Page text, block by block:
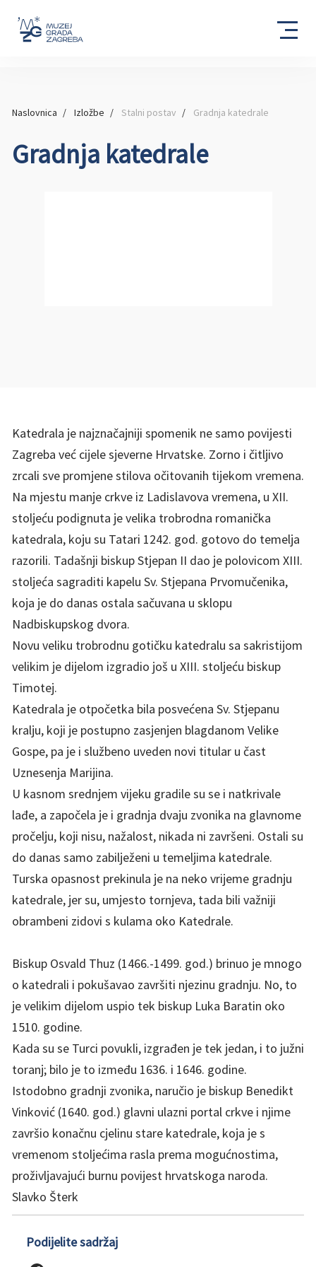
Naslovnica Izložbe Stalni postav Gradnja katedrale
Gradnja katedrale
Katedrala je najznačajniji spomenik ne samo povijesti
Zagreba već cijele sjeverne Hrvatske. Zorno i čitljivo
zrcali sve promjene stilova očitovanih tijekom vremena.
Na mjestu manje crkve iz Ladislavova vremena, u XII.
stoljeću podignuta je velika trobrodna romanička
katedrala, koju su Tatari 1242. god. gotovo do temelja
razorili. Tadašnji biskup Stjepan II dao je polovicom XIII.
stoljeća sagraditi kapelu Sv. Stjepana Prvomučenika,
koja je do danas ostala sačuvana u sklopu
Nadbiskupskog dvora.
Novu veliku trobrodnu gotičku katedralu sa sakristijom
velikim je dijelom izgradio još u XIII. stoljeću biskup
Timotej.
Katedrala je otpočetka bila posvećena Sv. Stjepanu
kralju, koji je postupno zasjenjen blagdanom Velike
Gospe, pa je i službeno uveden novi titular u čast
Uznesenja Marijina.
U kasnom srednjem vijeku gradile su se i natkrivale
lađe, a započela je i gradnja dvaju zvonika na glavnome
pročelju, koji nisu, nažalost, nikada ni završeni. Ostali su
do danas samo zabilježeni u temeljima katedrale.
Turska opasnost prekinula je na neko vrijeme gradnju
katedrale, jer su, umjesto tornjeva, tada bili važniji
obrambeni zidovi s kulama oko Katedrale.
Biskup Osvald Thuz (1466.-1499. god.) brinuo je mnogo
o katedrali i pokušavao završiti njezinu gradnju. No, to
je velikim dijelom uspio tek biskup Luka Baratin oko
1510. godine.
Kada su se Turci povukli, izgrađen je tek jedan, i to južni
toranj; bilo je to između 1636. i 1646. godine.
Istodobno gradnji zvonika, naručio je biskup Benedikt
Vinković (1640. god.) glavni ulazni portal crkve i njime
završio konačnu cjelinu stare katedrale, koja je s
vremenom stoljećima rasla prema mogućnostima,
proživljavajući burnu povijest hrvatskoga naroda.
Slavko Šterk
Podijelite sadržaj